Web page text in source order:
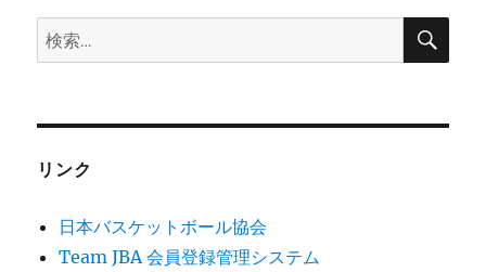
検
索:
検
リンク
日本バスケットボール協会
Team JBA 会員登録管理システム